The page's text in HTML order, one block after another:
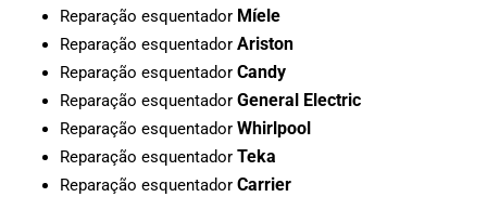
Reparação esquentador Míele
Reparação esquentador Ariston
Reparação esquentador Candy
Reparação esquentador General Electric
Reparação esquentador Whirlpool
Reparação esquentador Teka
Reparação esquentador Carrier